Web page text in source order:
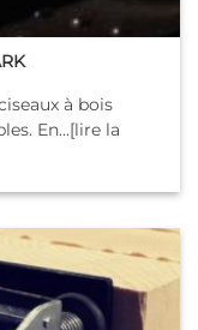
à bois
En...[lire la